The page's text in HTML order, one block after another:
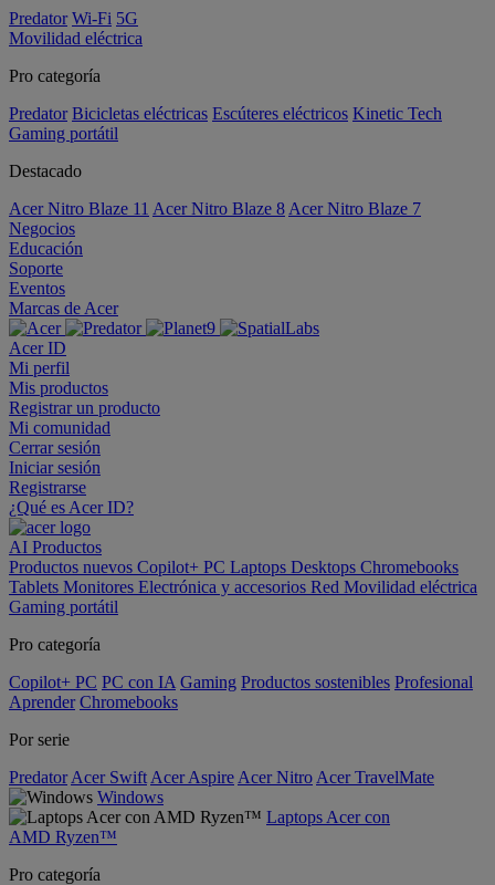
Predator Wi-Fi 5G
Movilidad eléctrica
Pro categoría
Predator Bicicletas eléctricas Escúteres eléctricos Kinetic Tech
Gaming portátil
Destacado
Acer Nitro Blaze 11 Acer Nitro Blaze 8 Acer Nitro Blaze 7
Negocios
Educación
Soporte
Eventos
Marcas de Acer
Acer ID
Mi perfil
Mis productos
Registrar un producto
Mi comunidad
Cerrar sesión
Iniciar sesión
Registrarse
¿Qué es Acer ID?
AI Productos
Productos nuevos Copilot+ PC Laptops Desktops Chromebooks
Tablets Monitores Electrónica y accesorios Red Movilidad eléctrica
Gaming portátil
Pro categoría
Copilot+ PC PC con IA Gaming Productos sostenibles Profesional
Aprender Chromebooks
Por serie
Predator Acer Swift Acer Aspire Acer Nitro Acer TravelMate
Windows
Laptops Acer con
AMD Ryzen™
Pro categoría